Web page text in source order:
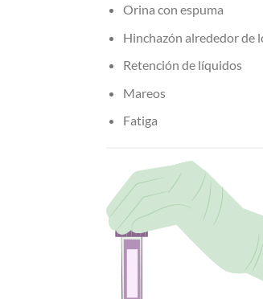
Orina con espuma
Hinchazón alrededor de
Retención de líquidos
Mareos
Fatiga